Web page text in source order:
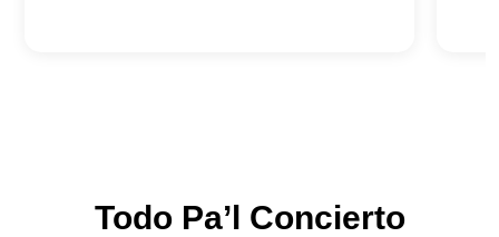
Todo Pa’l Concierto